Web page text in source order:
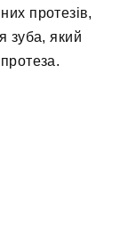
протезів,
зуба, який